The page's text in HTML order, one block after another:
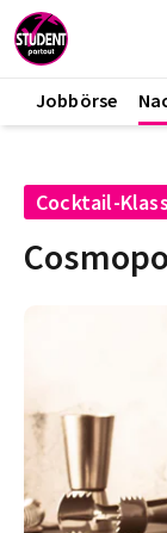
Jobbörse
Cocktail-